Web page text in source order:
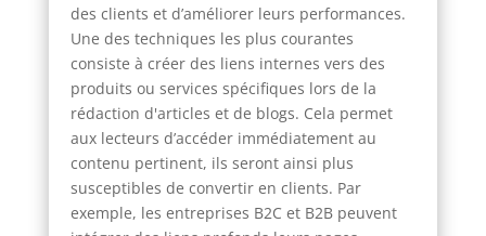
des clients et d’améliorer leurs performances.
Une des techniques les plus courantes
consiste à créer des liens internes vers des
produits ou services spécifiques lors de la
rédaction d'articles et de blogs. Cela permet
aux lecteurs d’accéder immédiatement au
contenu pertinent, ils seront ainsi plus
susceptibles de convertir en clients. Par
exemple, les entreprises B2C et B2B peuvent